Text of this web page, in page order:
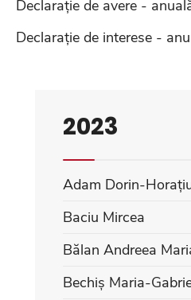
Declarație de avere -
Declarație de interese -
2023
Adam Dorin-
Baciu Mircea
Bălan Andreea
Bechiș Maria-